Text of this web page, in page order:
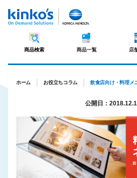
商品検索 商品一覧 店
ホーム お役立ちコラム
公開日：